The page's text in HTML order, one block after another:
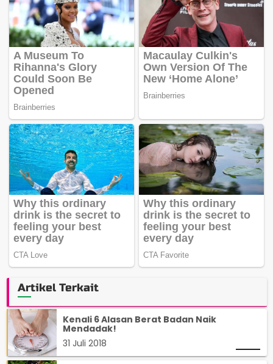
Artikel Terkait
Kenali 6 Alasan Berat Badan Naik
Mendadak!
31 Juli 2018